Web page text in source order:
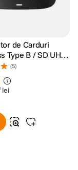
de Carduri
Type B / SD UHS-
(5)
lei